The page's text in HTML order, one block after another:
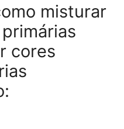
misturar
cores